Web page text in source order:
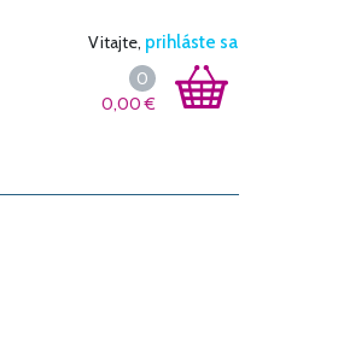
Vitajte, prihláste sa
0
0,00€